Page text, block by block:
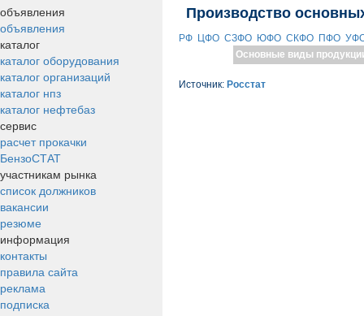
объявления
объявления
каталог
каталог оборудования
каталог организаций
каталог нпз
каталог нефтебаз
сервис
расчет прокачки
БензоСТАТ
участникам рынка
список должников
вакансии
резюме
информация
контакты
правила сайта
реклама
подписка
Производство
РФ ЦФО СЗФО ЮФО СКФО ПФО
Основные виды
Источник: Росстат